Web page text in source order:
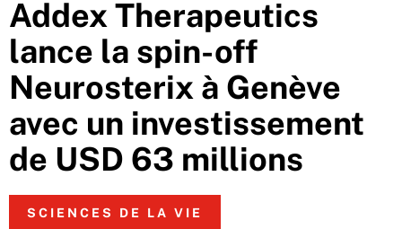
Addex Therapeutics
lance la spin-off
Neurosterix à Genève
avec un investissement
de USD 63 millions
SCIENCES DE LA VIE